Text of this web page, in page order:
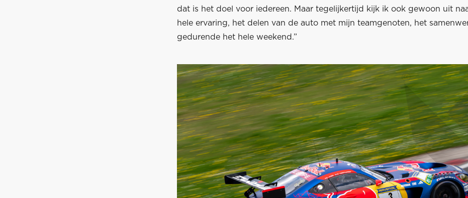
dat is het doel voor iedereen. Maar tegelijkertijd kijk ik ook gewoon uit
hele ervaring, het delen van de auto met mijn teamgenoten, het
gedurende het hele weekend.”